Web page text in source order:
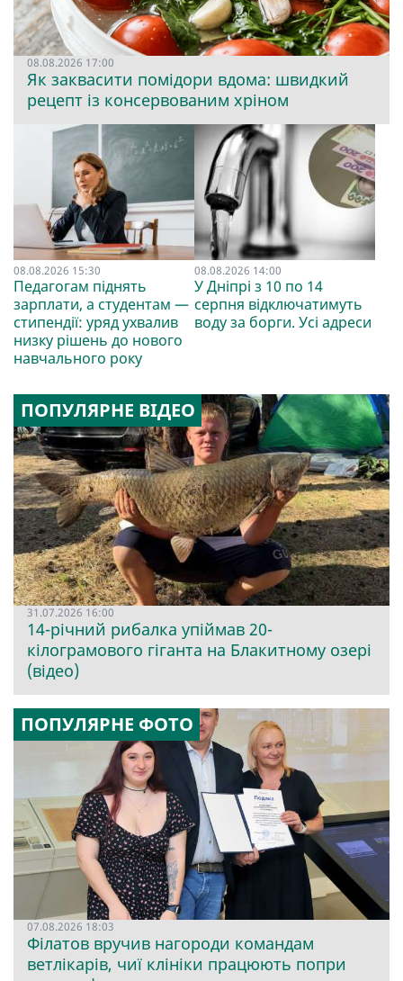
08.08.2026 17:00
Як заквасити помідори вдома: швидкий
рецепт із консервованим хріном
08.08.2026 15:30
Педагогам піднять
зарплати, а студентам —
стипендії: уряд ухвалив
низку рішень до нового
навчального року
08.08.2026 14:00
У Дніпрі з 10 по 14
серпня відключатимуть
воду за борги. Усі адреси
ПОПУЛЯРНЕ ВІДЕО
31.07.2026 16:00
14-річний рибалка упіймав 20-
кілограмового гіганта на Блакитному озері
(відео)
ПОПУЛЯРНЕ ФОТО
07.08.2026 18:03
Філатов вручив нагороди командам
ветлікарів, чиї клініки працюють попри